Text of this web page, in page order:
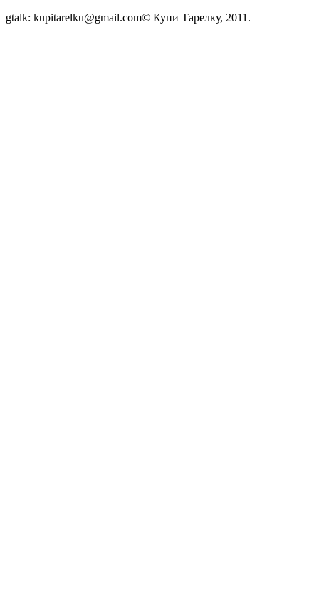
gtalk: kupitarelku@gmail.com© Купи Тарелку, 2011.